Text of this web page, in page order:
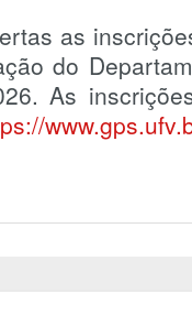
as
do
As